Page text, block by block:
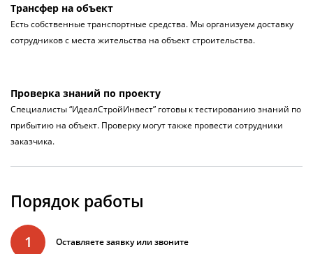
Трансфер на объект
Есть собственные транспортные средства. Мы организуем доставку
сотрудников с места жительства на объект строительства.
Проверка знаний по проекту
Специалисты “ИдеалСтройИнвест” готовы к тестированию знаний по
прибытию на объект. Проверку могут также провести сотрудники
заказчика.
Порядок работы
1 Оставляете заявку или звоните